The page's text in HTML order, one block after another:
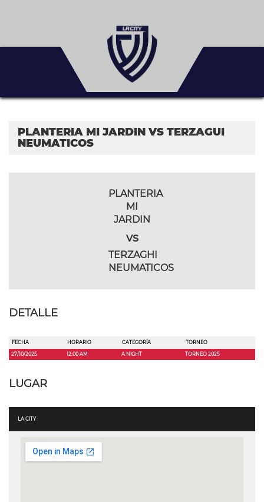
PLANTERIA MI JARDIN VS TERZAGUI
NEUMATICOS
PLANTERIA
MI
JARDIN
vs
TERZAGHI
NEUMATICOS
DETALLE
FECHA HORARIO CATEGORÍA
TORNEO
27/10/2025
12:00 AM A NIGHT TORNEO 2025
LUGAR
LA CITY